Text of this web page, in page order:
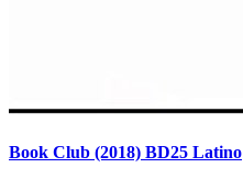
Book Club (2018) BD25 Latino